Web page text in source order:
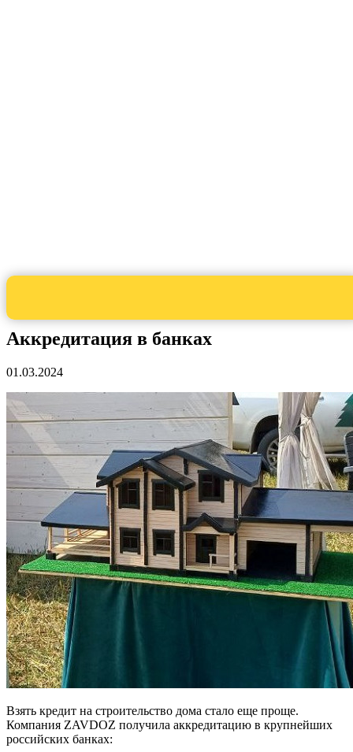
Аккредитация в банках
01.03.2024
Взять кредит на строительство дома стало еще проще.
Компания ZAVDOZ получила аккредитацию в крупнейших
российских банках: